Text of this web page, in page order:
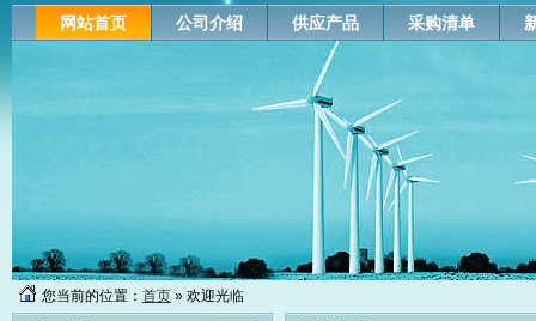
网站首页 公司介绍 供应产品 采购清单
您当前的位置： 首页 » 欢迎光临
中际联合3slift海上
平台吊机 船舶起重
机 微型吊机
2019-07-03